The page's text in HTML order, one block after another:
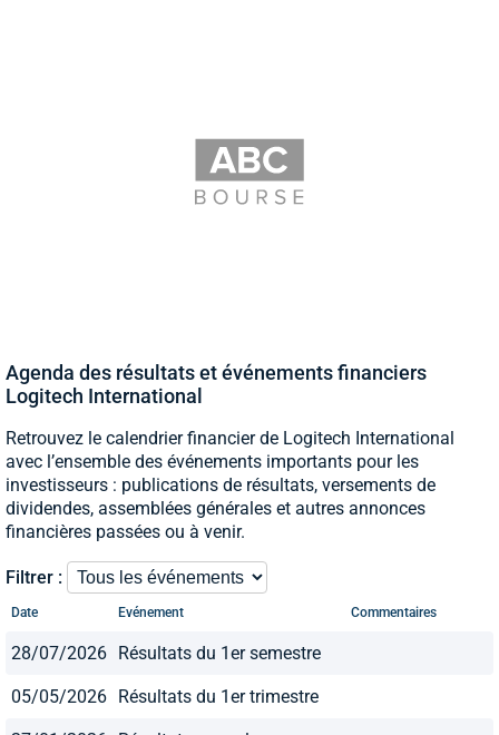
Agenda des résultats et événements financiers
Logitech International
Retrouvez le calendrier financier de Logitech International
avec l’ensemble des événements importants pour les
investisseurs : publications de résultats, versements de
dividendes, assemblées générales et autres annonces
financières passées ou à venir.
Filtrer :
Date Evénement Commentaires
28/07/2026 Résultats du 1er semestre
05/05/2026 Résultats du 1er trimestre